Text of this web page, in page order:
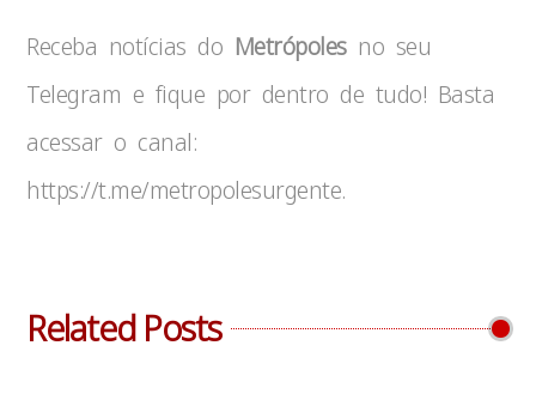
Receba notícias do Metrópolesno seu
Telegram e fique por dentro de tudo! Basta
acessar o canal:
https://t.me/metropolesurgente.
Related Posts